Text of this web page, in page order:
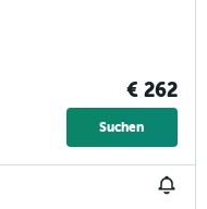
€ 262
Suchen